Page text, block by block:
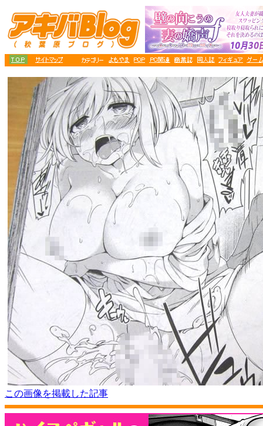
この画像を掲載した記事